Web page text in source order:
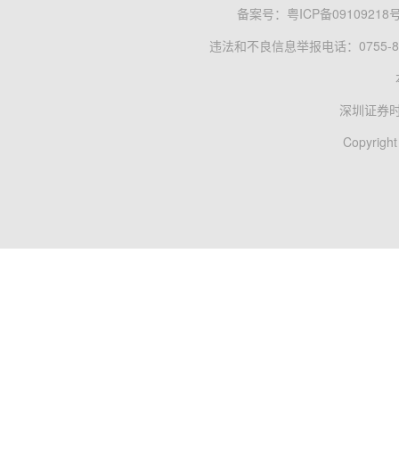
备案号： 粤ICP备09109218
违法和不良信息举报电话：0755-
深圳证券